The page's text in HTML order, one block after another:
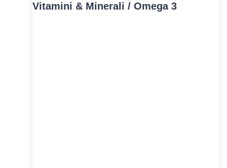
Vitamini & Minerali / Omega 3